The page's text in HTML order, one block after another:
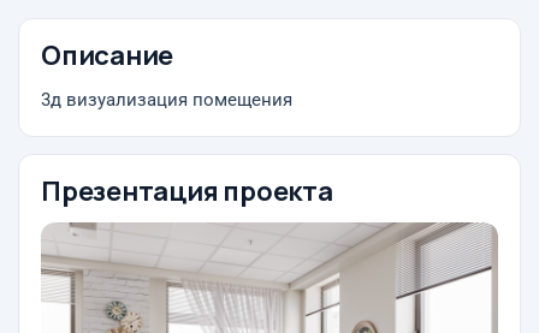
Описание
3д визуализация помещения
Презентация проекта